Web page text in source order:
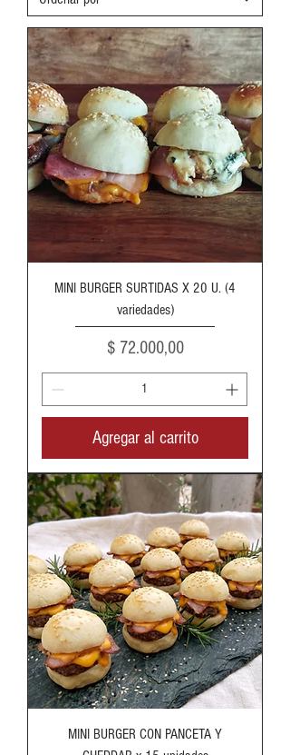
MINI BURGER SURTIDAS X 20 U. (4
variedades)
Precio
$ 72.000,00
Agregar al carrito
MINI BURGER CON PANCETA Y